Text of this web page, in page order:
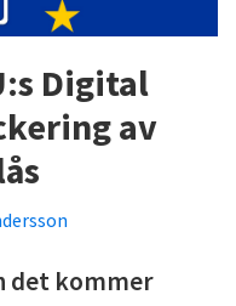
Digital
av
det kommer